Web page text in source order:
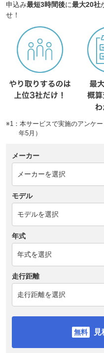
申込み最短3時間後に最大20社
せ！
※1：本サービスで実施のアンケ
年5月）
メーカー
モデル
年式
走行距離
見